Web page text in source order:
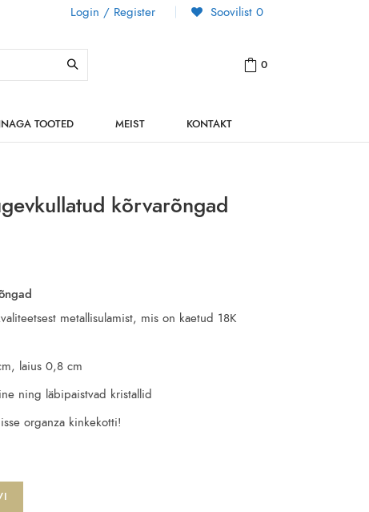
Login / Register Soovilist 0
0
TOOTED MEIST KONTAKT
kõrvarõngad
metallisulamist, mis on kaetud 18K
laius 0,8 cm
ning läbipaistvad kristallid
organza kinkekotti!